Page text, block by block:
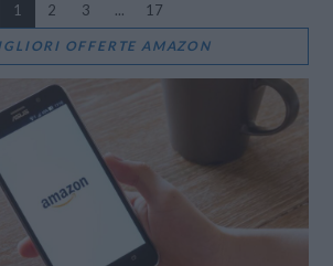
VIEW POST
1 2 3 ... 17
OFFERTE AMAZON